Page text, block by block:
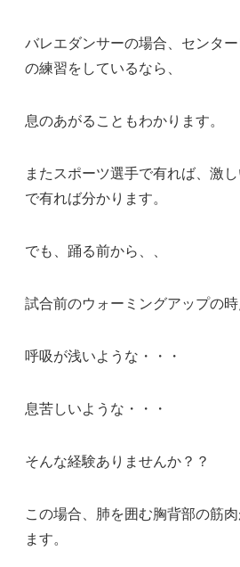
バレエダンサーの場合、センタ
の練習をしているなら、
息のあがることもわかります。
またスポーツ選手で有れば、激
で有れば分かります。
でも、踊る前から、、
試合前のウォーミングアップの時
呼吸が浅いような・・・
息苦しいような・・・
そんな経験ありませんか？？
この場合、肺を囲む胸背部の筋
ます。